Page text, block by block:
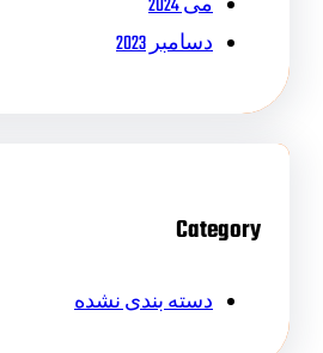
دسامبر 2023
Category
دسته بندی نشده